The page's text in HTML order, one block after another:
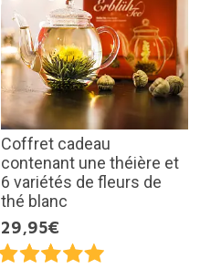
Coffret cadeau
contenant une théière et
6 variétés de fleurs de
thé blanc
29,95€